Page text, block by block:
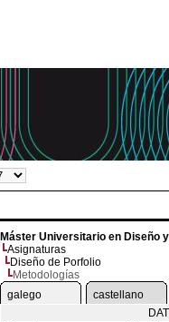
Máster Universitario en Diseño
Asignaturas
Diseño de Porfolio
Metodologías
galego
castellano